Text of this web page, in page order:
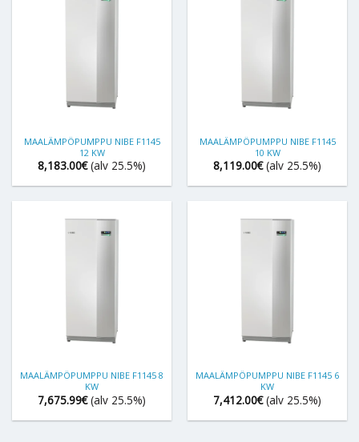
MAALÄMPÖPUMPPU NIBE F1145
12 KW
8,183.00€ (alv 25.5%)
MAALÄMPÖPUMPPU NIBE F1145
10 KW
8,119.00€ (alv 25.5%)
MAALÄMPÖPUMPPU NIBE F1145 8
KW
7,675.99€ (alv 25.5%)
MAALÄMPÖPUMPPU NIBE F1145 6
KW
7,412.00€ (alv 25.5%)